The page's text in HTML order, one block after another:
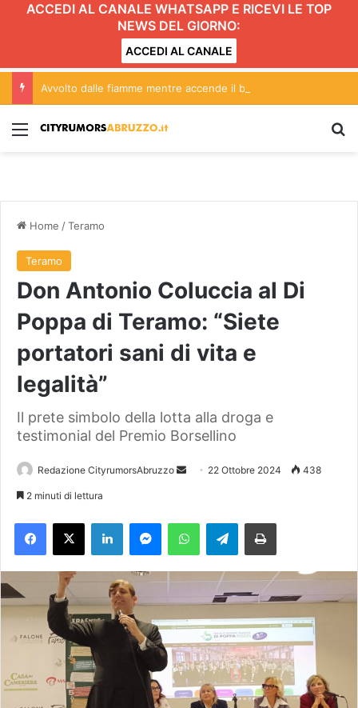
ACCEDI AL CANALE WHATSAPP E RICEVI LE TOP
NEWS DEL GIORNO:
ACCEDI AL CANALE
Avvolto dalle fiamme mentre accende il barbecue
Menu
Home /Teramo
Teramo
Don Antonio Coluccia al Di
Poppa di Teramo: “Siete
portatori sani di vita e
legalità”
Il prete simbolo della lotta alla droga e
testimonial del Premio Borsellino
Redazione CityrumorsAbruzzo
a
'
e
m
a
i
l
22 Ottobre 2024 438
2 minuti di lettura
Telegram